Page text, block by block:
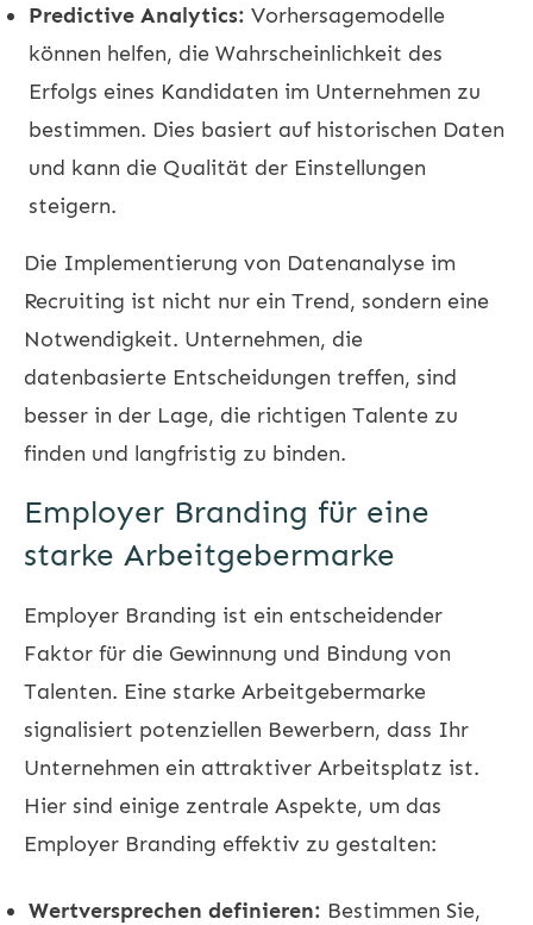
Predictive Analytics: Vorhersagemodelle
können helfen, die Wahrscheinlichkeit des
Erfolgs eines Kandidaten im Unternehmen zu
bestimmen. Dies basiert auf historischen Daten
und kann die Qualität der Einstellungen
steigern.
Die Implementierung von Datenanalyse im
Recruiting ist nicht nur ein Trend, sondern eine
Notwendigkeit. Unternehmen, die
datenbasierte Entscheidungen treffen, sind
besser in der Lage, die richtigen Talente zu
finden und langfristig zu binden.
Employer Branding für eine
starke Arbeitgebermarke
Employer Branding ist ein entscheidender
Faktor für die Gewinnung und Bindung von
Talenten. Eine starke Arbeitgebermarke
signalisiert potenziellen Bewerbern, dass Ihr
Unternehmen ein attraktiver Arbeitsplatz ist.
Hier sind einige zentrale Aspekte, um das
Employer Branding effektiv zu gestalten:
Wertversprechen definieren: Bestimmen Sie,